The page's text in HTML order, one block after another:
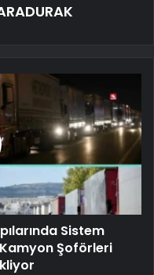
Sistem
Şoförleri